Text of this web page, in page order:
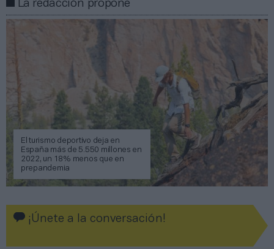
La redacción propone
El turismo deportivo deja en
España más de 5.550 millones en
2022, un 18% menos que en
prepandemia
¡Únete a la conversación!